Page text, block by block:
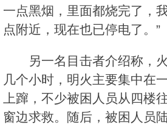
一点黑烟，里面都烧完了，
点附近，现在也已停电了。”
另一名目击者介绍称，
几个小时，明火主要集中在
上蹿，不少被困人员从四楼
窗边求救。随后，被困人员